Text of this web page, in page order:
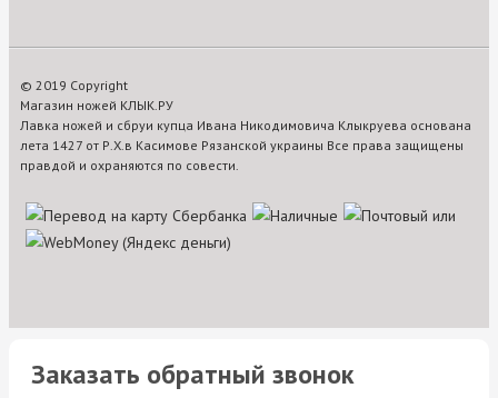
© 2019 Copyright
Магазин ножей КЛЫК.РУ
Лавка ножей и сбруи купца Ивана Никодимовича Клыкруева основана
лета 1427 от Р.Х.в Касимове Рязанской украины Все права защищены
правдой и охраняются по совести.
Заказать обратный звонок